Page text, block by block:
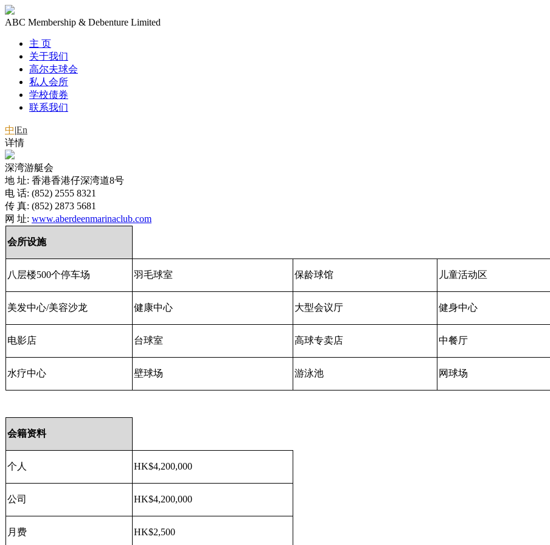
ABC Membership & Debenture Limited
主 页
关于我们
高尔夫球会
私人会所
学校债券
联系我们
中|En
详情
深湾游艇会
地 址: 香港香港仔深湾道8号
电 话: (852) 2555 8321
传 真: (852) 2873 5681
网 址: www.aberdeenmarinaclub.com
会所设施
八层楼500个停车场 羽毛球室 保龄球馆 儿童活动区
美发中心/美容沙龙 健康中心 大型会议厅 健身中心
电影店 台球室 高球专卖店 中餐厅
水疗中心 壁球场 游泳池 网球场
会籍资料
个人 HK$4,200,000
公司 HK$4,200,000
月费 HK$2,500